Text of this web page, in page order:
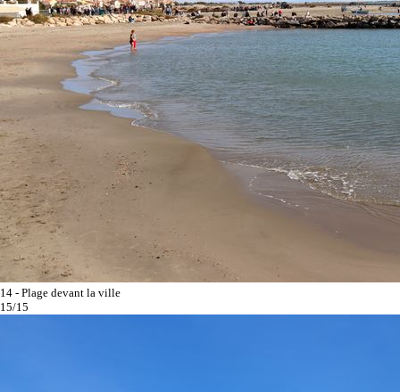
14 - Plage devant la ville
15/15